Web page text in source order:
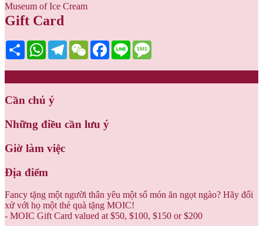
Museum of Ice Cream
Gift Card
Share WhatsAppTelegramWeChatFacebook
Line
Cần chú ý
Những điều cần lưu ý
Giờ làm việc
Địa điểm
Fancy tặng một người thân yêu một số món ăn ngọt ngào? Hãy đối
xử với họ một thẻ quà tặng MOIC!
- MOIC Gift Card valued at $50, $100, $150 or $200